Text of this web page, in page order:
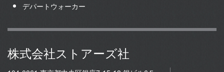
デパートウォーカー
株式会社ストアーズ社